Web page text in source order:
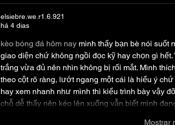
elsiebre.we.r1.6.921
há 4 dias
kèo bóng đá hôm nay mình thấy bạn bè nói suốt
giao diện chứ không ngồi đọc kỹ hay chọn gì
trắng vừa đủ nên nhìn không bị rối mắt. Mình
theo cột rõ ràng, lướt ngang một cái là hiểu ý
hay xem nhanh như mình thì kiểu trình bày vậy
chỗ dễ thấy nên kéo lên xuống vẫn biết mình
Mostrar